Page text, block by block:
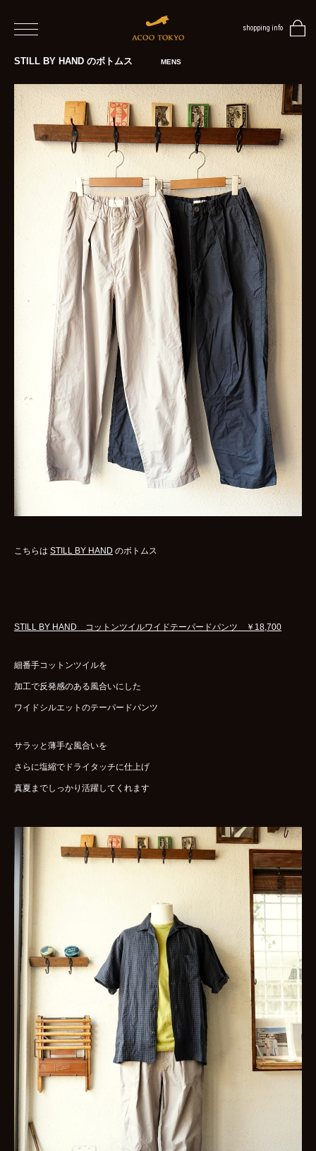
shopping info
home
men
women
blog
BLOG
MENS
WOMENS
ARCHIVES
shop
contact
Instagram
STILL BY HAND のボトムス MENS
こちらは STILL BY HAND のボトムス
STILL BY HAND コットンツイルワイドテーパードパンツ ￥18,700
細番手コットンツイルを
加工で反発感のある風合いにした
ワイドシルエットのテーパードパンツ
サラッと薄手な風合いを
さらに塩縮でドライタッチに仕上げ
真夏までしっかり活躍してくれます